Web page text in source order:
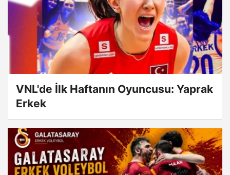
VNL'de İlk Haftanın Oyuncusu: Yaprak
Erkek